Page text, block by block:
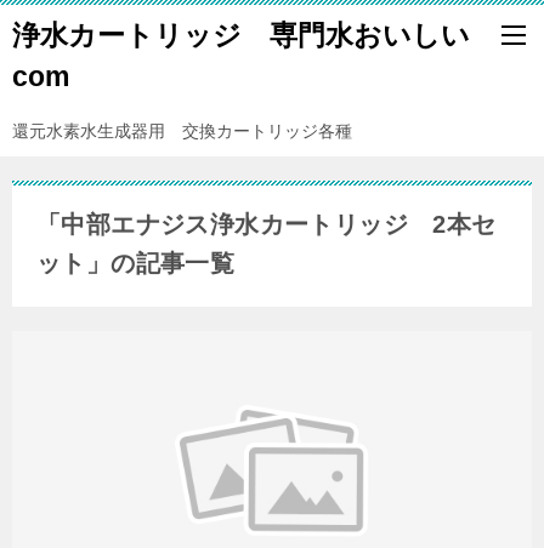
浄水カートリッジ 専門水おいしい
com
還元水素水生成器用 交換カートリッジ各種
「中部エナジス浄水カートリッジ 2本セ
ット」の記事一覧